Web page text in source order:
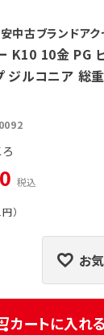
中古ブランドアク
K10 10金 PG
ジルコニア 総
税込
）
お
カートに入れる